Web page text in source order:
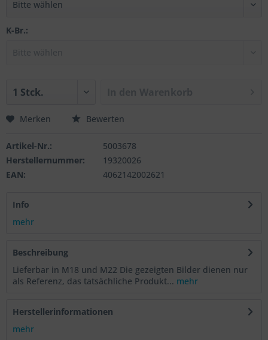
K-Br.:
Merken Bewerten
Artikel-Nr.:
5003678
Herstellernummer:
19320026
EAN:
4062142002621
Info
mehr
Beschreibung
Lieferbar in M18 und M22 Die gezeigten Bilder dienen nur
als Referenz, das tatsächliche Produkt... mehr
Herstellerinformationen
mehr